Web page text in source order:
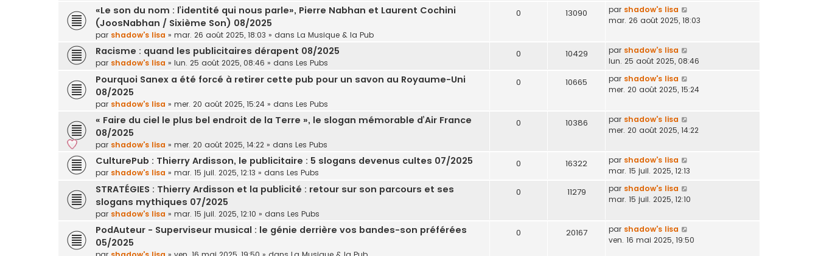
«Le son du nom : l’identité qui nous parle», Pierre Nabhan et Laurent Cochini
(JoosNabhan / Sixième Son) 08/2025
par shadow's lisa » mar. 26 août 2025, 18:03 » dans La Musique & la Pub
0 13090 par shadow's lisa
mar. 26 août 2025, 18:03
Racisme : quand les publicitaires dérapent 08/2025
par shadow's lisa » lun. 25 août 2025, 08:46 » dans Les Pubs
0 10429 par shadow's lisa
lun. 25 août 2025, 08:46
Pourquoi Sanex a été forcé à retirer cette pub pour un savon au Royaume-Uni
08/2025
par shadow's lisa » mer. 20 août 2025, 15:24 » dans Les Pubs
0 10665 par shadow's lisa
mer. 20 août 2025, 15:24
« Faire du ciel le plus bel endroit de la Terre », le slogan mémorable d’Air France
08/2025
par shadow's lisa » mer. 20 août 2025, 14:22 » dans Les Pubs
0 10386 par shadow's lisa
mer. 20 août 2025, 14:22
CulturePub : Thierry Ardisson, le publicitaire : 5 slogans devenus cultes 07/2025
par shadow's lisa » mar. 15 juil. 2025, 12:13 » dans Les Pubs
0 16322 par shadow's lisa
mar. 15 juil. 2025, 12:13
STRATÉGIES : Thierry Ardisson et la publicité : retour sur son parcours et ses
slogans mythiques 07/2025
par shadow's lisa » mar. 15 juil. 2025, 12:10 » dans Les Pubs
0 11279 par shadow's lisa
mar. 15 juil. 2025, 12:10
PodAuteur - Superviseur musical : le génie derrière vos bandes-son préférées
05/2025
0 20167 par shadow's lisa
ven. 16 mai 2025, 19:50